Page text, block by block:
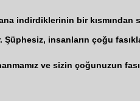
indirdiklerinin bir
insanların çoğu
ve sizin çoğunuzun